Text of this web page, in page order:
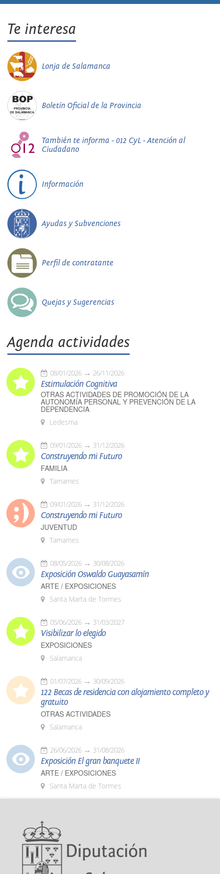
Te interesa
Lonja de Salamanca
Boletín Oficial de la Provincia
También te informa - 012 CyL - Atención al
Ciudadano
Información
Ayudas y Subvenciones
Perfil de contratante
Quejas y Sugerencias
Agenda actividades
08/01/2026 26/11/2026
Estimulación Cognitiva
OTRAS ACTIVIDADES DE PROMOCIÓN DE LA
AUTONOMÍA PERSONAL Y PREVENCIÓN DE LA
DEPENDENCIA
Ledesma
09/01/2026 31/12/2026
Construyendo mi Futuro
FAMILIA
Tamames
09/01/2026 31/12/2026
Construyendo mi Futuro
JUVENTUD
Tamames
08/05/2026 30/08/2026
Exposición Oswaldo Guayasamín
ARTE / EXPOSICIONES
Santa Marta de Tormes
05/06/2026 31/03/2027
Visibilizar lo elegido
EXPOSICIONES
Salamanca
01/07/2026 30/09/2026
122 Becas de residencia con alojamiento completo y
gratuito
OTRAS ACTIVIDADES
Salamanca
26/06/2026 31/08/2026
Exposición El gran banquete II
ARTE / EXPOSICIONES
Santa Marta de Tormes